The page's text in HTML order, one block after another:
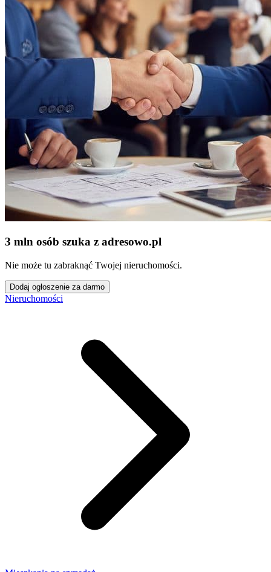
3 mln osób szuka z adresowo.pl
Nie może tu zabraknąć Twojej nieruchomości.
Dodaj ogłoszenie za darmo
Nieruchomości